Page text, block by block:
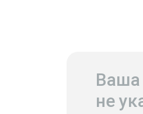
Ваша
не